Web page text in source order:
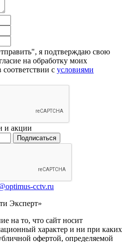
я подтверждаю свою
на обработку моих
с условиями
и акции
Подписаться
cctv.ru
Эксперт»
на то, что сайт носит
характер и ни при каких
офертой, определяемой